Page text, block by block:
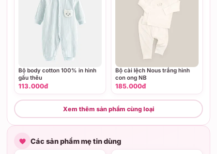
Bộ body cotton 100% in hình
gấu thêu
113.000đ
Bộ cài lệch Nous trắng hình
con ong NB
185.000đ
Xem thêm sản phẩm cùng loại
Các sản phẩm mẹ tin dùng